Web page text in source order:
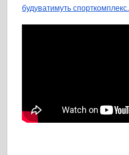
будуватимуть спорткомплекс.